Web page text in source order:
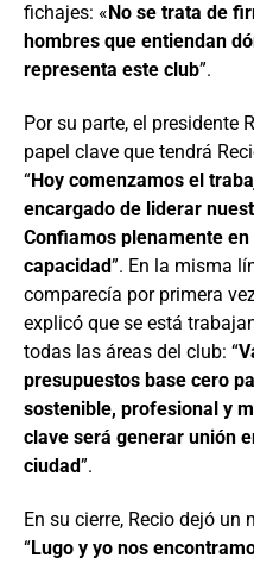
fichajes: «No se trata de
hombres que entiendan
representa este club”.
Por su parte, el presidente
papel clave que tendrá
“Hoy comenzamos el
encargado de liderar
Confiamos plenamente
capacidad”. En la misma
comparecía por primera
explicó que se está
todas las áreas del club: “
presupuestos base cero
sostenible, profesional y
clave será generar unión
ciudad”.
En su cierre, Recio dejó
“Lugo y yo nos